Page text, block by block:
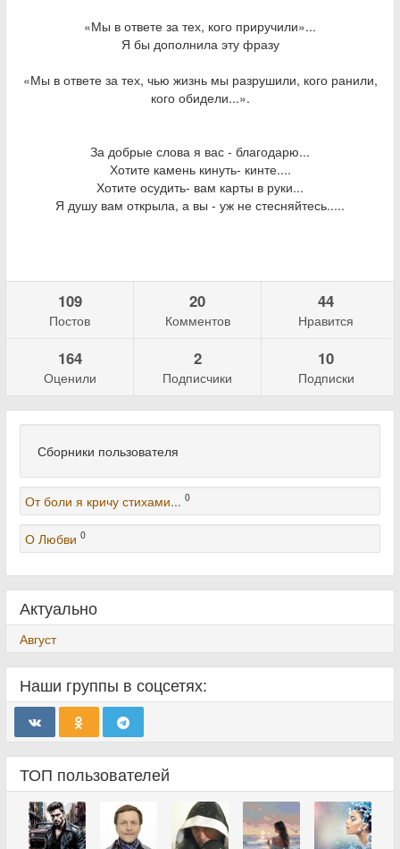
«Мы в ответе за тех, кого приручили»...
Я бы дополнила эту фразу
«Мы в ответе за тех, чью жизнь мы разрушили, кого ранили,
кого обидели...».
За добрые слова я вас - благодарю...
Хотите камень кинуть- кинте....
Хотите осудить- вам карты в руки...
Я душу вам открыла, а вы - уж не стесняйтесь.....
109
Постов
20
Комментов
44
Нравится
164
Оценили
2
Подписчики
10
Подписки
Сборники пользователя
От боли я кричу стихами... 0
О Любви 0
Актуально
Август
Наши группы в соцсетях:
ТОП пользователей